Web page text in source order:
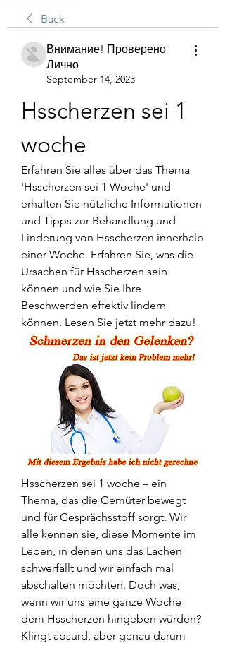
Back
Внимание! Проверено
Лично
September 14, 2023
Hsscherzen sei 1
woche
Erfahren Sie alles über das Thema
'Hsscherzen sei 1 Woche' und
erhalten Sie nützliche Informationen
und Tipps zur Behandlung und
Linderung von Hsscherzen innerhalb
einer Woche. Erfahren Sie, was die
Ursachen für Hsscherzen sein
können und wie Sie Ihre
Beschwerden effektiv lindern
können. Lesen Sie jetzt mehr dazu!
Hsscherzen sei 1 woche – ein
Thema, das die Gemüter bewegt
und für Gesprächsstoff sorgt. Wir
alle kennen sie, diese Momente im
Leben, in denen uns das Lachen
schwerfällt und wir einfach mal
abschalten möchten. Doch was,
wenn wir uns eine ganze Woche
dem Hsscherzen hingeben würden?
Klingt absurd, aber genau darum